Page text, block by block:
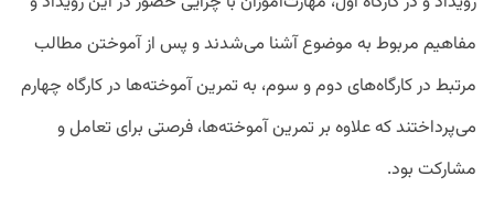
مفاهیم مربوط به موضوع آشنا می‌شدند و پس از آموختن مطالب
مرتبط در کارگاه‌های دوم و سوم، به تمرین آموخته‌ها در کارگاه چهارم
می‌پرداختند که علاوه بر تمرین آموخته‌ها، فرصتی برای تعامل و
مشارکت بود.